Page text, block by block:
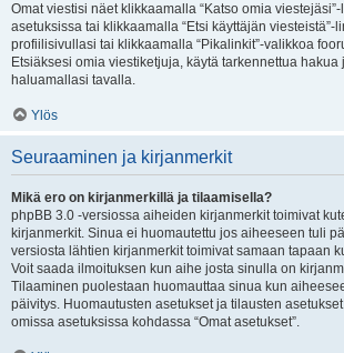
Omat viestisi näet klikkaamalla “Katso omia
asetuksissa tai klikkaamalla “Etsi käyttäjän viesteistä”-
profiilisivullasi tai klikkaamalla “Pikalinkit”-valikkoa
Etsiäksesi omia viestiketjuja, käytä tarkennettua
haluamallasi tavalla.
Ylös
Seuraaminen ja kirjanmerkit
Mikä ero on kirjanmerkillä ja tilaamisella?
phpBB 3.0 -versiossa aiheiden kirjanmerkit toimivat
kirjanmerkit. Sinua ei huomautettu jos aiheeseen tuli
versiosta lähtien kirjanmerkit toimivat samaan tapaan
Voit saada ilmoituksen kun aihe josta sinulla on
Tilaaminen puolestaan huomauttaa sinua kun
päivitys. Huomautusten asetukset ja tilausten
omissa asetuksissa kohdassa “Omat asetukset”.